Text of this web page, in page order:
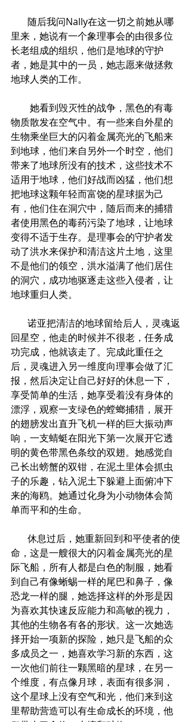
随后我问Nally在这一切之前她从哪
里来，她说有一个象理事会的由很多位
长老组成的组织，他们是地球的守护
者，她是其中的一员，她志愿来做拯救
地球人类的工作。
她看到毁灭性的战争，黑色的有毒
物质散发在空气中。有一些来自外星的
生物乘坐巨大的闪着金属亮光的飞船来
到地球，他们来自另外一个时空，他们
带来了地球所没有的技术，这些技术不
适用于地球，他们好战而凶猛，他们想
把地球这颗年轻而富饶的星球据为己
有，他们住在洞穴中，随后而来的捕猎
者使用黑色的毒药污染了地球，让地球
变得不适于生存。是理事会的守护者发
动了洪水来保护和清洁这片土地，这里
不是他们的领空，洪水溢满了他们居住
的洞穴，成功地驱逐走这些入侵者，让
地球重归人类。
诺亚把清洁的地球留给后人，灵魂返
回星空，他走的时候并不很老，任务成
功完成，他就该走了。完成此重任之
后，灵魂进入另一维度向理事会做了汇
报，然后决定让自己好好的休息一下，
享受简单的生活，她享受着没有身体的
漂浮，观察一支绿色的螳螂捕猎，展开
的翅膀发出直升飞机一样的巨大振动声
响，一支蜻蜓在阳光下第一次展开它透
明的黄色带黑色条纹的双翅。她感觉自
己长出螃蟹的双钳，在泥土里体会抓虫
子的乐趣，钻入泥土下躲避上面俯冲下
来的海鸥。她通过化身为小动物体会简
单而平和的生命。
休息过后，她重新回到和平使者的使
命，这是一艘很大的闪着金属亮光的星
际飞船，所有人都是白色的制服，她看
到自己有像蜥蜴一样的尾巴和鼻子，像
恐龙一样的腿，她选择这样的外形是因
为喜欢其快速反应能力和高敏的视力，
其他的生物各有各的形状。这一次她选
择开始一项新的探险，她只是飞船的众
多成员之一，她喜欢学习新的东西，这
一次他们前往一颗黑暗的星球，在另一
个维度，有点像月球，表面有很多洞，
这个星球上没有空气和光，他们来到这
里帮助营造可以有生命成长的环境，他